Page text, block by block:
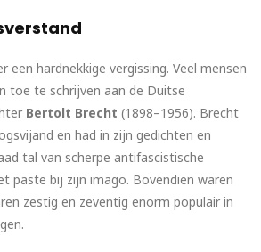
een hardnekkige vergissing. Veel mensen
toe te schrijven aan de Duitse
Bertolt Brecht (1898–1956). Brecht
en had in zijn gedichten en
tal van scherpe antifascistische
paste bij zijn imago. Bovendien waren
zestig en zeventig enorm populair in